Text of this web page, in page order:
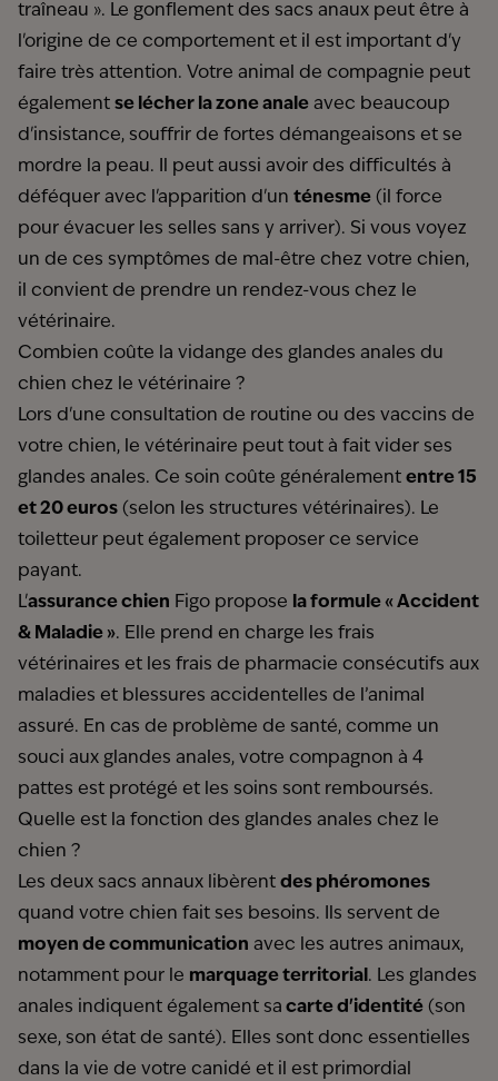
traîneau ». Le gonflement des sacs anaux peut être à
l'origine de ce comportement et il est important d'y
faire très attention. Votre animal de compagnie peut
également se lécher la zone anale avec beaucoup
d'insistance, souffrir de fortes démangeaisons et se
mordre la peau. Il peut aussi avoir des difficultés à
déféquer avec l'apparition d'un ténesme (il force
pour évacuer les selles sans y arriver). Si vous voyez
un de ces symptômes de mal-être chez votre chien,
il convient de prendre un rendez-vous chez le
vétérinaire.
Combien coûte la vidange des glandes anales du
chien chez le vétérinaire ?
Lors d'une consultation de routine ou des vaccins de
votre chien, le vétérinaire peut tout à fait vider ses
glandes anales. Ce soin coûte généralement entre 15
et 20 euros (selon les structures vétérinaires). Le
toiletteur peut également proposer ce service
payant.
L'assurance chien Figo propose la formule « Accident
& Maladie ». Elle prend en charge les frais
vétérinaires et les frais de pharmacie consécutifs aux
maladies et blessures accidentelles de l’animal
assuré. En cas de problème de santé, comme un
souci aux glandes anales, votre compagnon à 4
pattes est protégé et les soins sont remboursés.
Quelle est la fonction des glandes anales chez le
chien ?
Les deux sacs annaux libèrent des phéromones
quand votre chien fait ses besoins. Ils servent de
moyen de communication avec les autres animaux,
notamment pour le marquage territorial . Les glandes
anales indiquent également sa carte d'identité (son
sexe, son état de santé). Elles sont donc essentielles
dans la vie de votre canidé et il est primordial